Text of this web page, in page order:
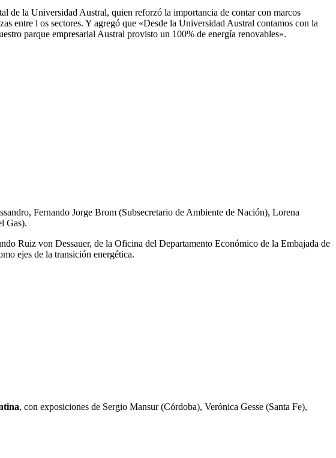
de la Universidad Austral, quien reforzó la importancia de contar con marcos
entre l os sectores. Y agregó que «Desde la Universidad Austral contamos con la
parque empresarial Austral provisto un 100% de energía renovables».
Fernando Jorge Brom (Subsecretario de Ambiente de Nación), Lorena
Gas).
Ruiz von Dessauer, de la Oficina del Departamento Económico de la Embajada de
ejes de la transición energética.
, con exposiciones de Sergio Mansur (Córdoba), Verónica Gesse (Santa Fe),